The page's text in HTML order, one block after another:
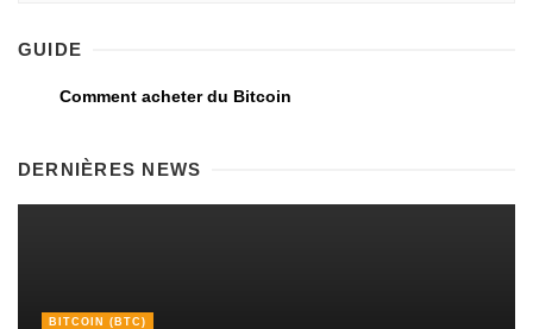
GUIDE
Comment acheter du Bitcoin
DERNIÈRES NEWS
BITCOIN (BTC)